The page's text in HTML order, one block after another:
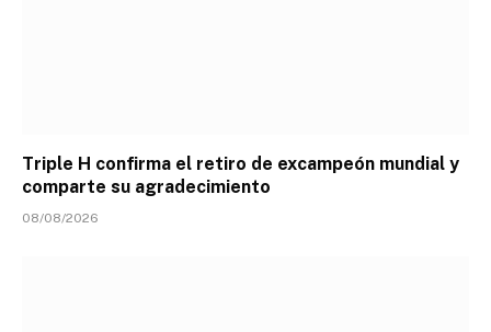
Triple H confirma el retiro de excampeón mundial y
comparte su agradecimiento
08/08/2026